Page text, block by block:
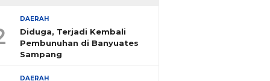
DAERAH
Diduga, Terjadi Kembali
Pembunuhan di Banyuates
Sampang
DAERAH